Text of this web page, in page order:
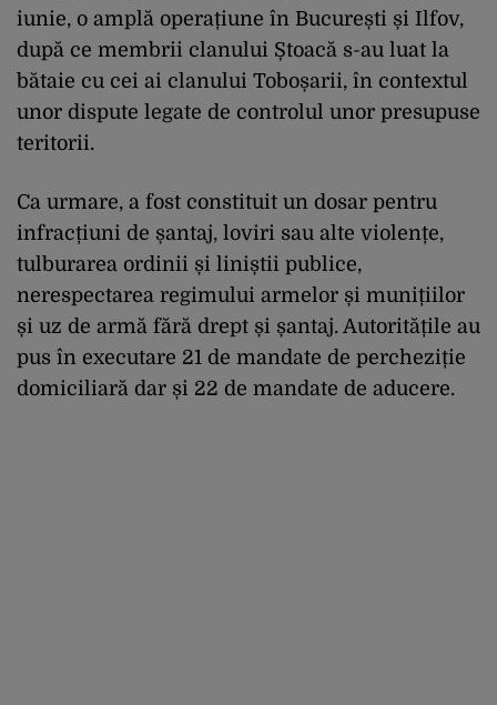
iunie, o amplă operațiune în București și Ilfov,
după ce membrii clanului Ștoacă s-au luat la
bătaie cu cei ai clanului Toboșarii, în contextul
unor dispute legate de controlul unor presupuse
teritorii.
Ca urmare, a fost constituit un dosar pentru
infracțiuni de șantaj, loviri sau alte violențe,
tulburarea ordinii și liniștii publice,
nerespectarea regimului armelor și munițiilor
și uz de armă fără drept și șantaj. Autoritățile au
pus în executare 21 de mandate de percheziție
domiciliară dar și 22 de mandate de aducere.